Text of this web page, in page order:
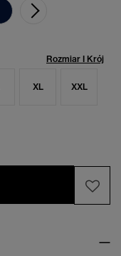
Rozmiar I Krój
XL XXL